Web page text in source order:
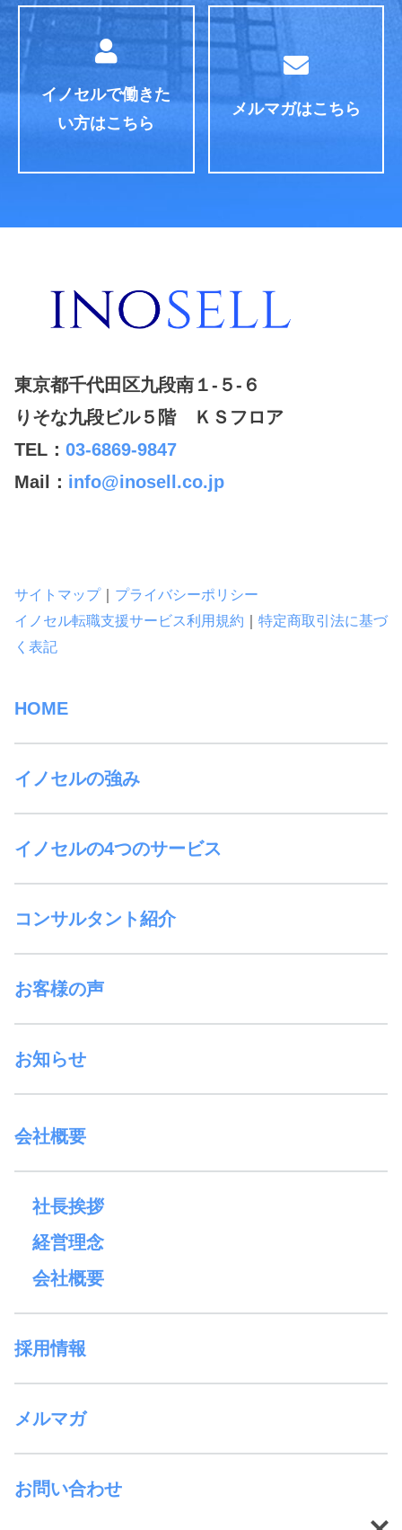
イノセルで働きた
い方はこちら
メルマガはこちら
東京都千代田区九段南１-５-６
りそな九段ビル５階 ＫＳフロア
TEL： 03-6869-9847
Mail： info@inosell.co.jp
サイトマップ｜ プライバシーポリシー
イノセル転職支援サービス利用規約
特定商取引法に基づ
く表記
HOME
イノセルの強み
イノセルの4つのサービス
コンサルタント紹介
お客様の声
お知らせ
会社概要
社長挨拶
経営理念
会社概要
採用情報
メルマガ
お問い合わせ